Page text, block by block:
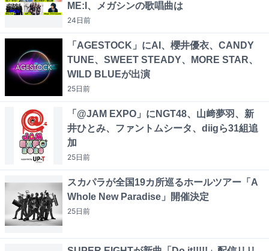
ME:I、メガシンの歌唱曲は
24日前
「AGESTOCK」にAI、櫻井優衣、CANDY
TUNE、SWEET STEADY、MORE STAR、
WILD BLUEが出演
25日前
「@JAM EXPO」にNGT48、山﨑夢羽、新
井ひとみ、ファントムシータ、diigら31組追
加
25日前
スカパラが全国19カ所巡るホールツアー「A
Whole New Paradise」開催決定
25日前